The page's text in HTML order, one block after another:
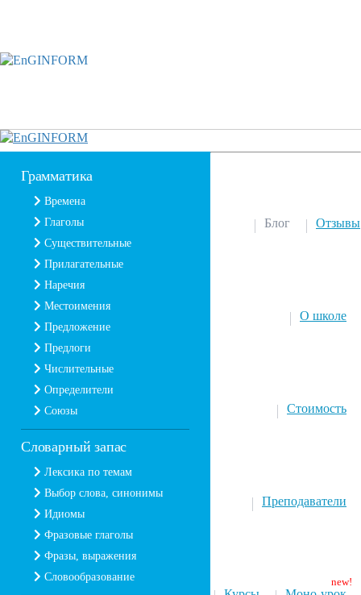
Грамматика
Времена
Глаголы
Существительные
Прилагательные
Наречия
Местоимения
Предложение
Предлоги
Числительные
Определители
Союзы
Словарный запас
Лексика по темам
Выбор слова, синонимы
Идиомы
Фразовые глаголы
Фразы, выражения
Словообразование
Отзывы
Блог
О школе
Стоимость
Преподаватели